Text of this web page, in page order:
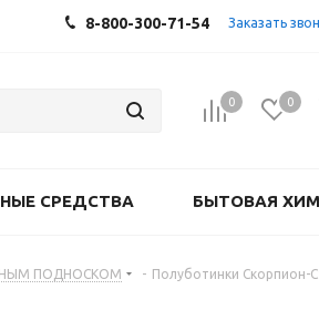
8-800-300-71-54 Заказать
0 0
СРЕДСТВА БЫТОВАЯ
ПОДНОСКОМ - Полуботинки Скорпион-